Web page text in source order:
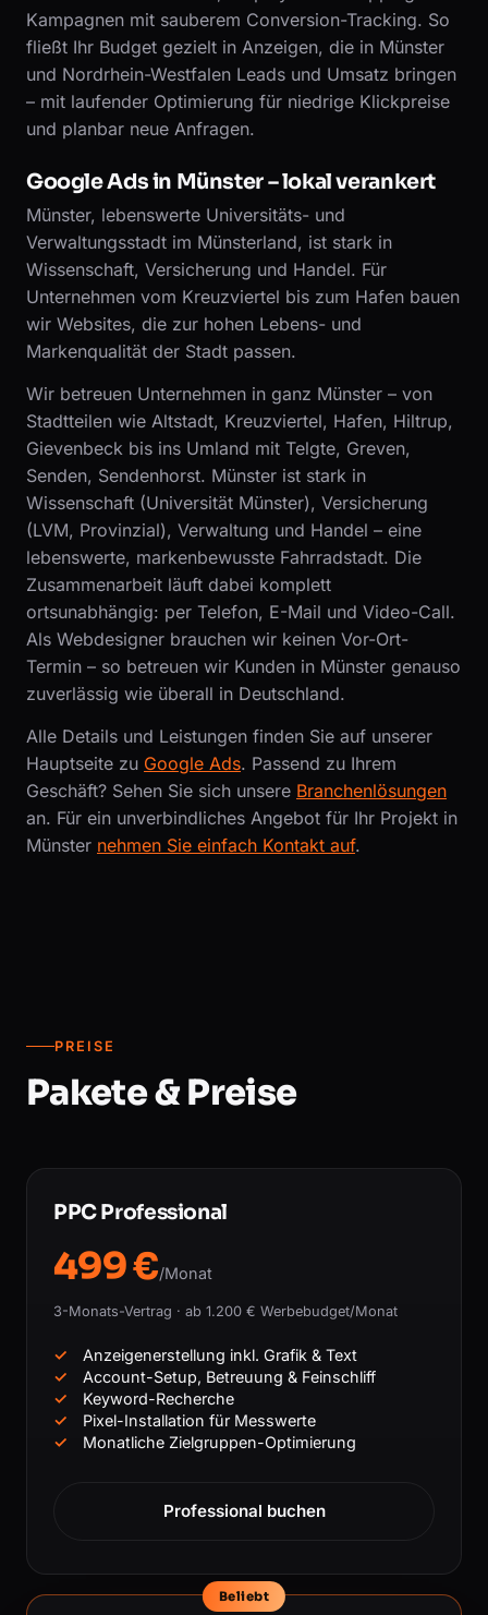
Kampagnen mit sauberem Conversion-Tracking. So
fließt Ihr Budget gezielt in Anzeigen, die in Münster
und Nordrhein-Westfalen Leads und Umsatz bringen
– mit laufender Optimierung für niedrige Klickpreise
und planbar neue Anfragen.
Google Ads in Münster – lokal verankert
Münster, lebenswerte Universitäts- und
Verwaltungsstadt im Münsterland, ist stark in
Wissenschaft, Versicherung und Handel. Für
Unternehmen vom Kreuzviertel bis zum Hafen bauen
wir Websites, die zur hohen Lebens- und
Markenqualität der Stadt passen.
Wir betreuen Unternehmen in ganz Münster – von
Stadtteilen wie Altstadt, Kreuzviertel, Hafen, Hiltrup,
Gievenbeck bis ins Umland mit Telgte, Greven,
Senden, Sendenhorst. Münster ist stark in
Wissenschaft (Universität Münster), Versicherung
(LVM, Provinzial), Verwaltung und Handel – eine
lebenswerte, markenbewusste Fahrradstadt. Die
Zusammenarbeit läuft dabei komplett
ortsunabhängig: per Telefon, E-Mail und Video-Call.
Als Webdesigner brauchen wir keinen Vor-Ort-
Termin – so betreuen wir Kunden in Münster genauso
zuverlässig wie überall in Deutschland.
Alle Details und Leistungen finden Sie auf unserer
Hauptseite zu Google Ads. Passend zu Ihrem
Geschäft? Sehen Sie sich unsere Branchenlösungen
an. Für ein unverbindliches Angebot für Ihr Projekt in
Münster nehmen Sie einfach Kontakt auf.
PREISE
Pakete & Preise
PPC Professional
499 €/Monat
3-Monats-Vertrag · ab 1.200 € Werbebudget/Monat
Anzeigenerstellung inkl. Grafik & Text
Account-Setup, Betreuung & Feinschliff
Keyword-Recherche
Pixel-Installation für Messwerte
Monatliche Zielgruppen-Optimierung
Professional buchen
Beliebt